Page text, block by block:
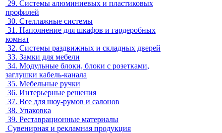
29. Системы алюминиевых и пластиковых
профилей
30. Стеллажные системы
31. Наполнение для шкафов и гардеробных
комнат
32. Системы раздвижных и складных дверей
33. Замки для мебели
34. Модульные блоки, блоки с розетками,
заглушки кабель-канала
35. Мебельные ручки
36. Интерьерные решения
37. Все для шоу-румов и салонов
38. Упаковка
39. Реставрационные материалы
Сувенирная и рекламная продукция